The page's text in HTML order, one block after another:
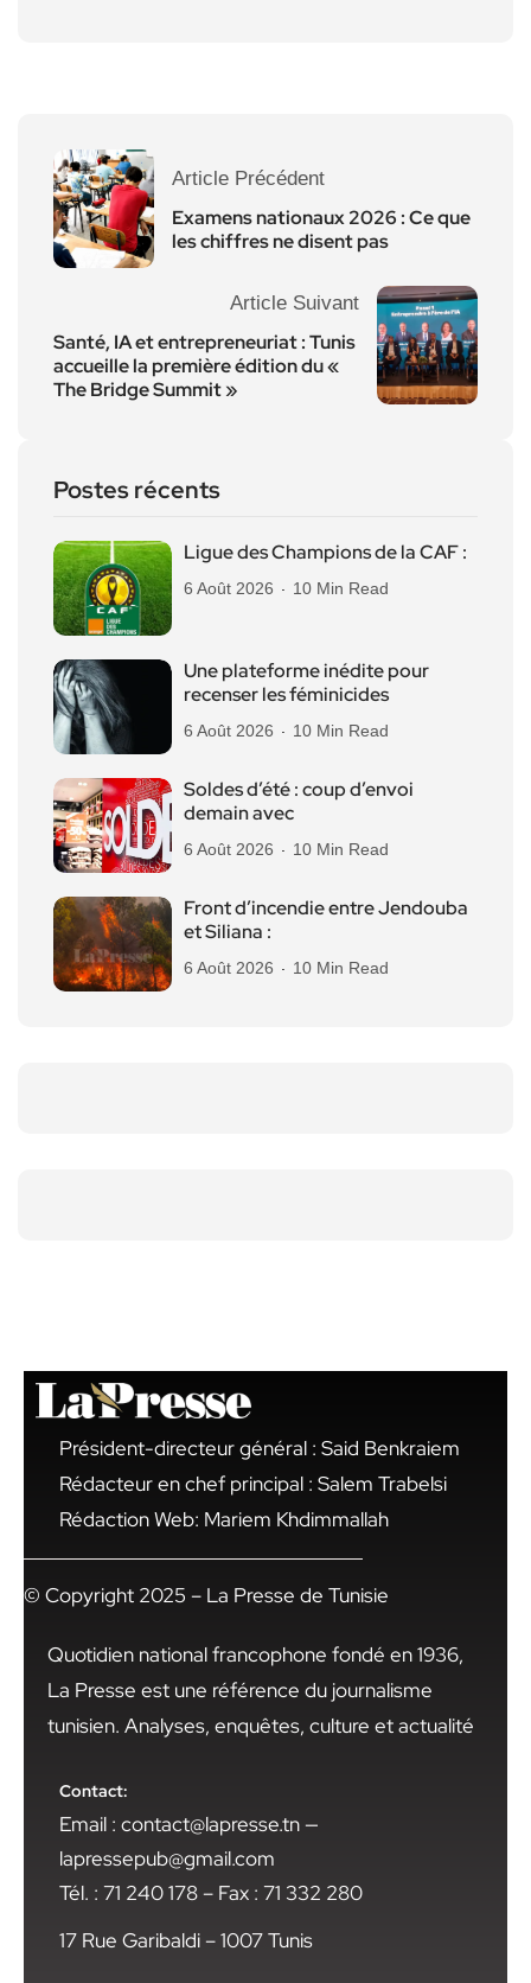
Article Précédent
Examens nationaux 2026 : Ce que
les chiffres ne disent pas
Article Suivant
Santé, IA et entrepreneuriat : Tunis
accueille la première édition du «
The Bridge Summit »
Postes récents
Ligue des Champions de la CAF :
6 Août 2026 10 Min Read
Une plateforme inédite pour
recenser les féminicides
6 Août 2026 10 Min Read
Soldes d’été : coup d’envoi
demain avec
6 Août 2026 10 Min Read
Front d’incendie entre Jendouba
et Siliana :
6 Août 2026 10 Min Read
Président-directeur général : Said Benkraiem
Rédacteur en chef principal : Salem Trabelsi
Rédaction Web: Mariem Khdimmallah
© Copyright 2025 – La Presse de Tunisie
Quotidien national francophone fondé en 1936,
La Presse est une référence du journalisme
tunisien. Analyses, enquêtes, culture et actualité
Contact:
Email : contact@lapresse.tn —
lapressepub@gmail.com
Tél. : 71 240 178 – Fax : 71 332 280
17 Rue Garibaldi – 1007 Tunis